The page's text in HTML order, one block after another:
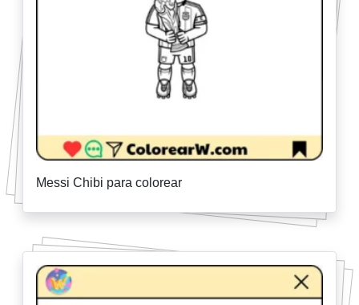
Messi Chibi para colorear